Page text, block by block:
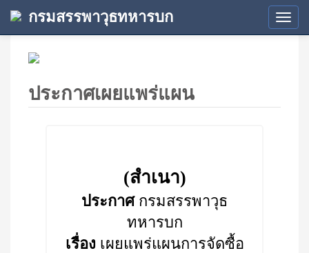
กรมสรรพาวุธทหารบก
ประกาศเผยแพร่แผน
(สำเนา)
ประกาศกรมสรรพาวุธ
ทหารบก
เรื่อง เผยแพร่แผนการจัดซื้อ